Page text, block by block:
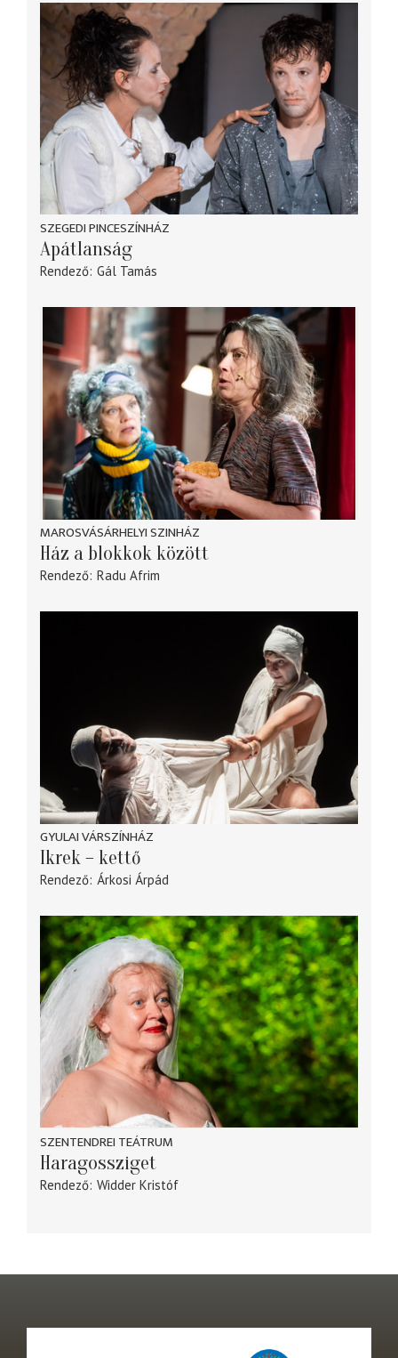
SZEGEDI PINCESZÍNHÁZ
Apátlanság
Rendező Gál Tamás
MAROSVÁSÁRHELYI SZINHÁZ
Ház a blokkok között
Rendező Radu Afrim
GYULAI VÁRSZÍNHÁZ
Ikrek – kettő
Rendező Árkosi Árpád
SZENTENDREI TEÁTRUM
Haragossziget
Rendező Widder Kristóf